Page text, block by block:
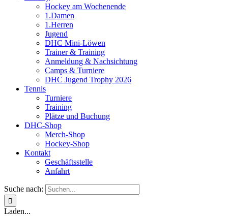
Hockey am Wochenende
1.Damen
1.Herren
Jugend
DHC Mini-Löwen
Trainer & Training
Anmeldung & Nachsichtung
Camps & Turniere
DHC Jugend Trophy 2026
Tennis
Turniere
Training
Plätze und Buchung
DHC-Shop
Merch-Shop
Hockey-Shop
Kontakt
Geschäftsstelle
Anfahrt
Suche nach:
Laden...